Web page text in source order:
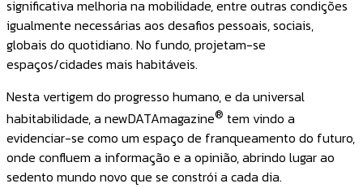
significativa melhoria na mobilidade, entre outras condições
igualmente necessárias aos desafios pessoais, sociais,
globais do quotidiano. No fundo, projetam-se
espaços/cidades mais habitáveis.
Nesta vertigem do progresso humano, e da universal
habitabilidade, a newDATAmagazine® tem vindo a
evidenciar-se como um espaço de franqueamento do futuro,
onde confluem a informação e a opinião, abrindo lugar ao
sedento mundo novo que se constrói a cada dia.